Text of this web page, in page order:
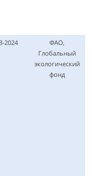
2024
ФАО,
Глобальный
экологический
фонд